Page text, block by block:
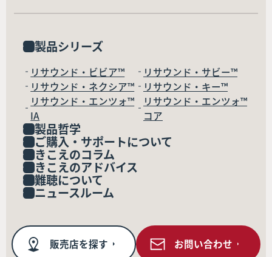
製品シリーズ
リサウンド・ビビア™
リサウンド・サビー™
リサウンド・ネクシア™
リサウンド・キー™
リサウンド・エンツォ™
IA
リサウンド・エンツォ™
コア
製品哲学
ご購入・サポートについて
きこえのコラム
きこえのアドバイス
難聴について
ニュースルーム
販売店を探す お問い合わせ